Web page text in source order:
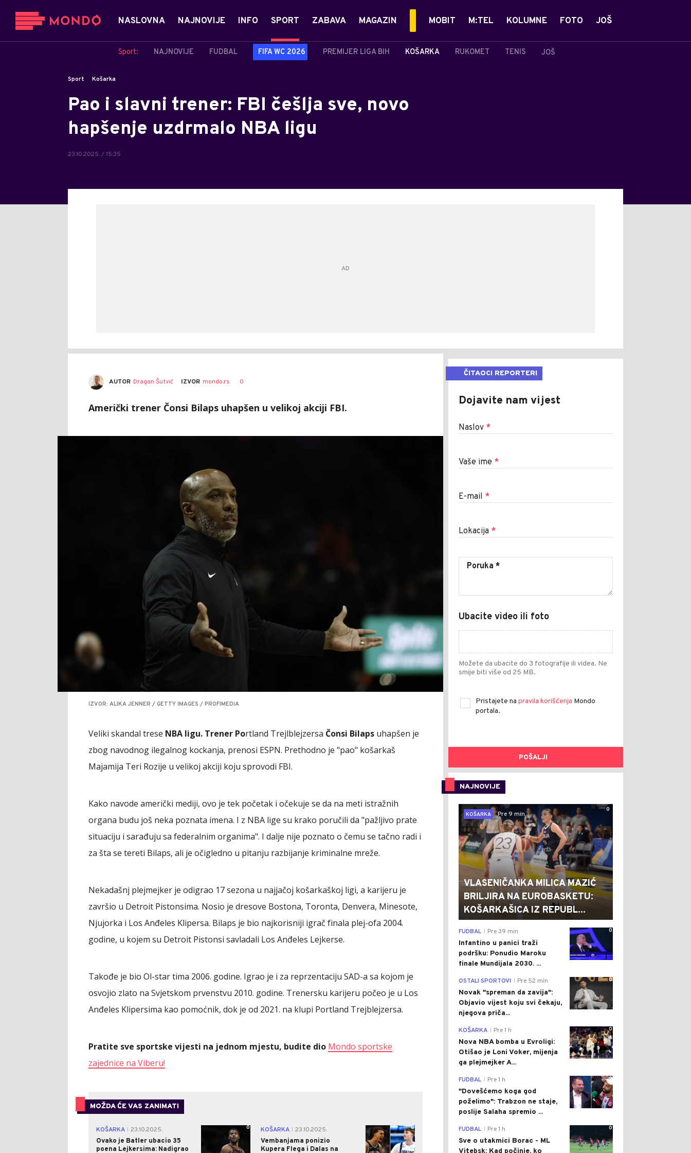
NASLOVNA NAJNOVIJE INFO SPORT
Sport: NAJNOVIJE FUDBAL FIFA WC 2026 PREMIJER LIGA BIH KOŠARKA RUKOMET TENIS JOŠ
ZABAVA MAGAZIN MOBIT M:TEL KOLUMNE FOTO JOŠ
Sport Košarka
Pao i slavni trener: FBI češlja sve, novo
hapšenje uzdrmalo NBA ligu
23.10.2025. / 15:35
AUTOR Dragan Šutvić IZVOR mondo.rs 0
Američki trener Čonsi Bilaps uhapšen u velikoj akciji FBI.
IZVOR: ALIKA JENNER / GETTY IMAGES / PROFIMEDIA
Veliki skandal trese NBA ligu. Trener Portland Trejlblejzersa Čonsi Bilaps uhapšen je
zbog navodnog ilegalnog kockanja, prenosi ESPN. Prethodno je "pao" košarkaš
Majamija Teri Rozije u velikoj akciji koju sprovodi FBI.
Kako navode američki mediji, ovo je tek početak i očekuje se da na meti istražnih
organa budu još neka poznata imena. I z NBA lige su krako poručili da "pažljivo prate
situaciju i sarađuju sa federalnim organima". I dalje nije poznato o čemu se tačno radi i
za šta se tereti Bilaps, ali je očigledno u pitanju razbijanje kriminalne mreže.
Nekadašnj plejmejker je odigrao 17 sezona u najjačoj košarkaškoj ligi, a karijeru je
završio u Detroit Pistonsima. Nosio je dresove Bostona, Toronta, Denvera, Minesote,
Njujorka i Los Anđeles Klipersa. Bilaps je bio najkorisniji igrač finala plej-ofa 2004.
godine, u kojem su Detroit Pistonsi savladali Los Anđeles Lejkerse.
Takođe je bio Ol-star tima 2006. godine. Igrao je i za reprzentaciju SAD-a sa kojom je
osvojio zlato na Svjetskom prvenstvu 2010. godine. Trenersku karijeru počeo je u Los
Anđeles Klipersima kao pomoćnik, dok je od 2021. na klupi Portland Trejblejzersa.
Pratite sve sportske vijesti na jednom mjestu, budite dio Mondo sportske
zajednice na Viberu!
MOŽDA ĆE VAS ZANIMATI
KOŠARKA
23.10.2025.
Ovako je Batler ubacio 35
poena Lejkersima: Nadigrao
0 KOŠARKA
23.10.2025.
Vembanjama ponizio
Kupera Flega i Dalas na
0
ČITAOCI REPORTERI
Dojavite nam vijest
Naslov *
Vaše ime *
E-mail *
Lokacija *
Ubacite video ili foto
Možete da ubacite do 3 fotografije ili videa. Ne
smije biti više od 25 MB.
Pristajete na pravila korišćenja Mondo
portala.
POŠALJI
NAJNOVIJE
0
KOŠARKA
Pre 9 min
VLASENIČANKA MILICA MAZIĆ
BRILJIRA NA EUROBASKETU:
KOŠARKAŠICA IZ REPUBL...
0
FUDBAL Pre 39 min
Infantino u panici traži
podršku: Ponudio Maroku
finale Mundijala 2030. ...
0
OSTALI SPORTOVI Pre 52 min
Novak "spreman da zavija":
Objavio vijest koju svi čekaju,
njegova priča...
0
KOŠARKA Pre 1 h
Nova NBA bomba u Evroligi:
Otišao je Loni Voker, mijenja
ga plejmejker A...
0
FUDBAL Pre 1 h
"Dovešćemo koga god
poželimo": Trabzon ne staje,
poslije Salaha spremio ...
0
FUDBAL Pre 1 h
Sve o utakmici Borac - ML
Vitebsk: Kad počinje, ko